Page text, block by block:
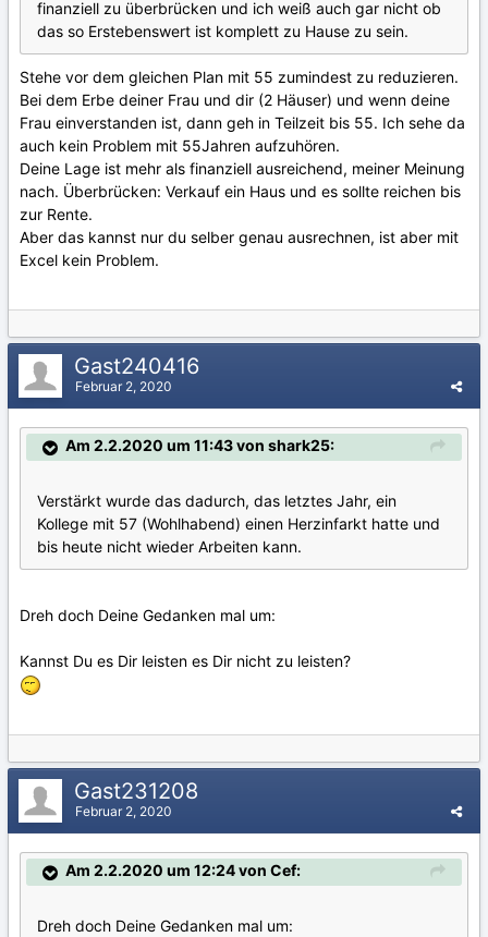
finanziell zu überbrücken und ich weiß auch gar nicht ob
das so Erstebenswert ist komplett zu Hause zu sein.
Stehe vor dem gleichen Plan mit 55 zumindest zu reduzieren.
Bei dem Erbe deiner Frau und dir (2 Häuser) und wenn deine
Frau einverstanden ist, dann geh in Teilzeit bis 55. Ich sehe da
auch kein Problem mit 55Jahren aufzuhören.
Deine Lage ist mehr als finanziell ausreichend, meiner Meinung
nach. Überbrücken: Verkauf ein Haus und es sollte reichen bis
zur Rente.
Aber das kannst nur du selber genau ausrechnen, ist aber mit
Excel kein Problem.
Gast240416
Februar 2, 2020
Am 2.2.2020 um 11:43 von shark25:
Verstärkt wurde das dadurch, das letztes Jahr, ein
Kollege mit 57 (Wohlhabend) einen Herzinfarkt hatte und
bis heute nicht wieder Arbeiten kann.
Dreh doch Deine Gedanken mal um:
Kannst Du es Dir leisten es Dir nicht zu leisten?
Gast231208
Februar 2, 2020
Am 2.2.2020 um 12:24 von Cef:
Dreh doch Deine Gedanken mal um: